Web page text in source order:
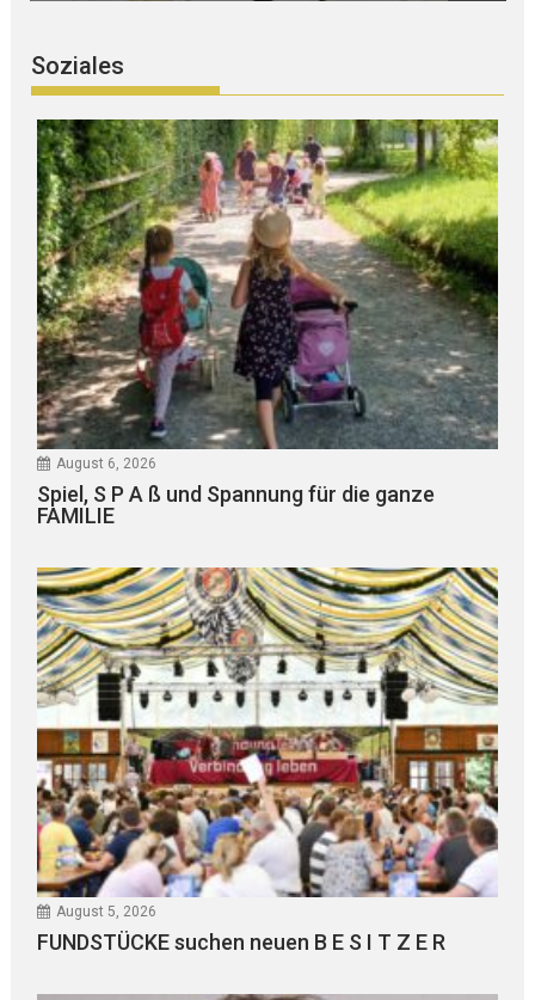
Soziales
August 6, 2026
Spiel, S P A ß und Spannung für die ganze
FAMILIE
August 5, 2026
FUNDSTÜCKE suchen neuen B E S I T Z E R